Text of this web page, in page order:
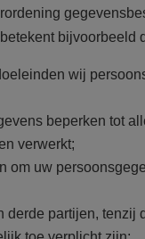
bijvoorbeeld
wij
beperken tot
verwerkt;
om uw
derde partijen, tenzij